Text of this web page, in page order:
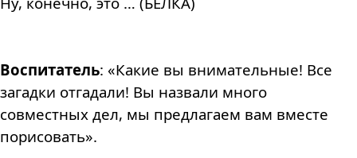
Воспитатель: «Какие вы внимательные! Все
загадки отгадали! Вы назвали много
совместных дел, мы предлагаем вам вместе
порисовать».